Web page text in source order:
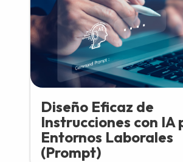
Diseño Eficaz de
Instrucciones con IA
Entornos Laborales
(Prompt)